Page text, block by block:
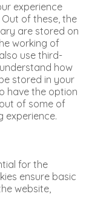
experience
of these, the
are stored on
working of
use third-
how
stored in your
have the option
of some of
experience.
for the
ensure basic
website,